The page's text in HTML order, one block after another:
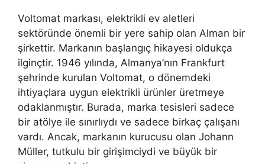
Voltomat markası, elektrikli ev aletleri
sektöründe önemli bir yere sahip olan Alman bir
şirkettir. Markanın başlangıç hikayesi oldukça
ilginçtir. 1946 yılında, Almanya’nın Frankfurt
şehrinde kurulan Voltomat, o dönemdeki
ihtiyaçlara uygun elektrikli ürünler üretmeye
odaklanmıştır. Burada, marka tesisleri sadece
bir atölye ile sınırlıydı ve sadece birkaç çalışanı
vardı. Ancak, markanın kurucusu olan Johann
Müller, tutkulu bir girişimciydi ve büyük bir